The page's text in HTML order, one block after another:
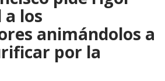
los
animándolos a
por la